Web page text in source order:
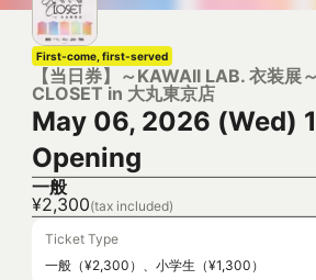
First-come, first-served
【当日券】～KAWAII LAB. 衣装展
CLOSET in 大丸東京店
May 06, 2026 (Wed)
Opening
一般
¥2,300(tax included)
Ticket Type
一般（¥2,300）、小学生（¥1,300）